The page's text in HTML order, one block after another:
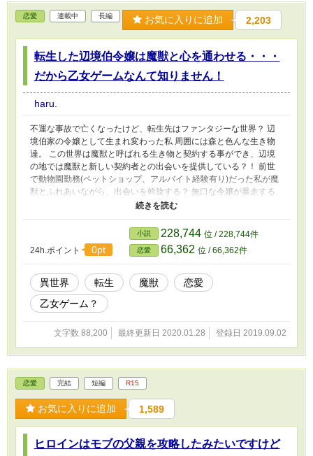
恋愛 連載中 長編 お気に入りに追加 2,203
転生した辺境伯令嬢は魔獣と心を通わせる・・・
だから乙女ゲームなんて知りません！
haru.
不運な事故で亡くなったけど、転生先はファンタジーな世界？ 辺
境伯家の令嬢として生まれ変わった私 周囲には森と色んな生き物
達。 この世界は魔獣と呼ばれる生き物と契約する事ができ、辺境
の地では魔獣と新しい契約者との出会いを提供している？！ 前世
で動物園勤務(ペットショップ、アルバイト経験有り)だった私が魔
獣とふれあいながら、出会いを斡旋する？ 無口な令嬢が暴走する
と周囲はいつも振り回されっぱなし！！！ そんな少女がいたら乙
女ゲームの乙女の部分はいつまでたっても始まりません！！！ ※
暫くの間更新停止中です。 ご迷惑おかけします。
24h.ポイント 0pt
小説 228,744 位 / 228,744件
恋愛 66,362 位 / 66,362件
異世界 転生 魔獣
恋愛
乙女ゲーム？
文字数 88,200 最終更新日 2020.01.28 登録日 2019.09.02
恋愛 完結 短編 R15
お気に入りに追加 1,589
ヒロインはモブの父親を攻略したみたいですけど